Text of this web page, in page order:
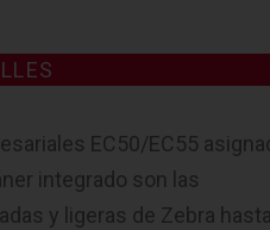
EC50/EC55
integrado son las
y ligeras de Zebra